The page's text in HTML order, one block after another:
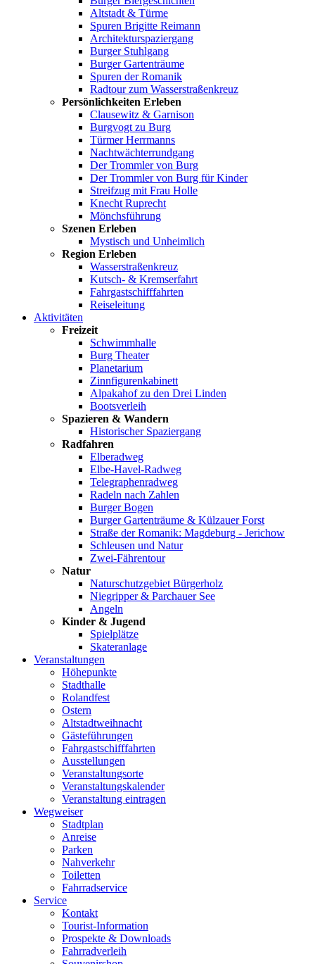
Altstadt & Türme
Spuren Brigitte Reimann
Architekturspaziergang
Burger Stuhlgang
Burger Gartenträume
Spuren der Romanik
Radtour zum Wasserstraßenkreuz
Persönlichkeiten Erleben
Clausewitz & Garnison
Burgvogt zu Burg
Türmer Herrmanns
Nachtwächterrundgang
Der Trommler von Burg
Der Trommler von Burg für Kinder
Streifzug mit Frau Holle
Knecht Ruprecht
Mönchsführung
Szenen Erleben
Mystisch und Unheimlich
Region Erleben
Wasserstraßenkreuz
Kutsch- & Kremserfahrt
Fahrgastschifffahrten
Reiseleitung
Aktivitäten
Freizeit
Schwimmhalle
Burg Theater
Planetarium
Zinnfigurenkabinett
Alpakahof zu den Drei Linden
Bootsverleih
Spazieren & Wandern
Historischer Spaziergang
Radfahren
Elberadweg
Elbe-Havel-Radweg
Telegraphenradweg
Radeln nach Zahlen
Burger Bogen
Burger Gartenträume & Külzauer Forst
Straße der Romanik: Magdeburg - Jerichow
Schleusen und Natur
Zwei-Fährentour
Natur
Naturschutzgebiet Bürgerholz
Niegripper & Parchauer See
Angeln
Kinder & Jugend
Spielplätze
Skateranlage
Veranstaltungen
Höhepunkte
Stadthalle
Rolandfest
Ostern
Altstadtweihnacht
Gästeführungen
Fahrgastschifffahrten
Ausstellungen
Veranstaltungsorte
Veranstaltungskalender
Veranstaltung eintragen
Wegweiser
Stadtplan
Anreise
Parken
Nahverkehr
Toiletten
Fahrradservice
Service
Kontakt
Tourist-Information
Prospekte & Downloads
Fahrradverleih